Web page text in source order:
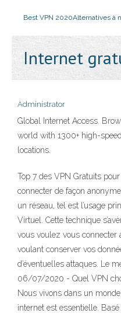
Best VPN 2020Alternatives à
Internet
Administrator
Global Internet Access.
world with 1300+ high-
locations.
Top 7 des VPN Gratuits
connecter de façon
un réseau, tel est l’usage
Virtuel. Cette technique
vous voulez vous
voulant conserver vos
d’éventuelles attaques. Le
06/07/2020 - Quel VPN
Nous vivons dans un
internet est essentielle.